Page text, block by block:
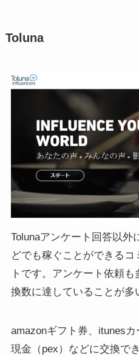
Toluna
Tolunaアンケート回答以外
どでも稼ぐことができる
トです。アンケート依頼
換数に達していることが多
amazonギフト券、itunesカ
現金（pex）などに交換で